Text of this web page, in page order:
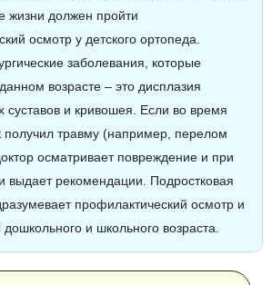
жизни должен пройти
осмотр у детского ортопеда.
заболевания, которые
возрасте – это дисплазия
суставов и кривошея. Если во время
получил травму (например, перелом
осматривает повреждение и при
выдает рекомендации. Подростковая
профилактический осмотр и
и школьного возраста.